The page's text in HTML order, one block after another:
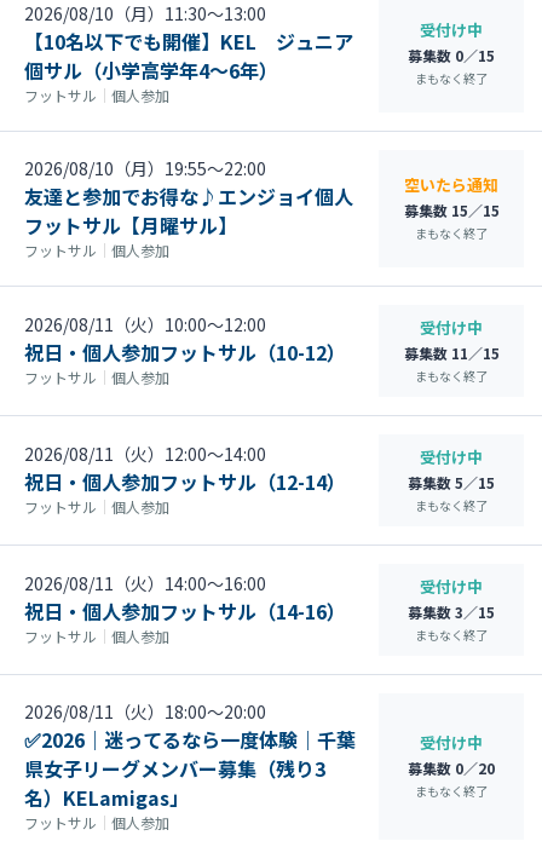
2026/08/10（月）11:30〜13:00
【10名以下でも開催】KEL ジュニア
個サル（小学高学年4～6年）
フットサル ｜ 個人参加
受付け中
募集数 0／15
まもなく終了
2026/08/10（月）19:55〜22:00
友達と参加でお得な♪エンジョイ個人
フットサル【月曜サル】
フットサル ｜ 個人参加
空いたら通知
募集数 15／15
まもなく終了
2026/08/11（火）10:00〜12:00
祝日・個人参加フットサル（10-12）
フットサル ｜ 個人参加
受付け中
募集数 11／15
まもなく終了
2026/08/11（火）12:00〜14:00
祝日・個人参加フットサル（12-14）
フットサル ｜ 個人参加
受付け中
募集数 5／15
まもなく終了
2026/08/11（火）14:00〜16:00
祝日・個人参加フットサル（14-16）
フットサル ｜ 個人参加
受付け中
募集数 3／15
まもなく終了
2026/08/11（火）18:00〜20:00
✅2026｜迷ってるなら一度体験｜千葉
県女子リーグメンバー募集（残り3
名）KELamigas」
フットサル ｜ 個人参加
受付け中
募集数 0／20
まもなく終了